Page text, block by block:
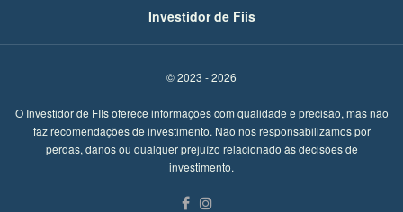
Investidor de Fiis
© 2023 - 2026
O Investidor de FIIs oferece informações com qualidade e precisão, mas não
faz recomendações de investimento. Não nos responsabilizamos por
perdas, danos ou qualquer prejuízo relacionado às decisões de
investimento.